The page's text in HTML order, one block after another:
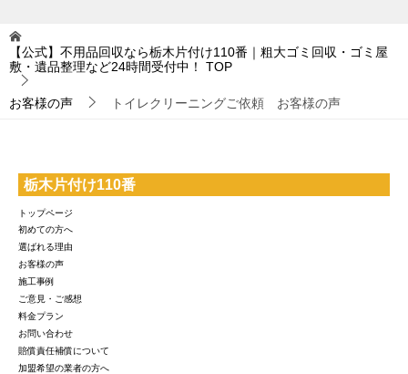
【公式】不用品回収なら栃木片付け110番｜粗大ゴミ回収・ゴミ屋
敷・遺品整理など24時間受付中！
TOP
お客様の声 トイレクリーニングご依頼 お客様の声
栃木片付け110番
トップページ
初めての方へ
選ばれる理由
お客様の声
施工事例
ご意見・ご感想
料金プラン
お問い合わせ
賠償責任補償について
加盟希望の業者の方へ